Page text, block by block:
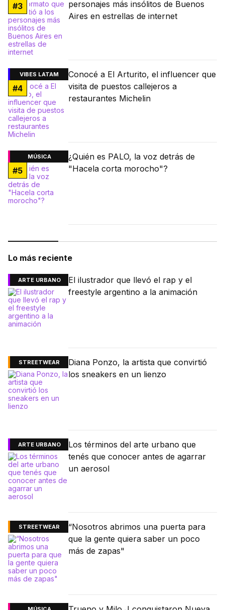
#3
personajes más insólitos de Buenos
Aires en estrellas de internet
VIBES LATAM
#4
Conocé a El Arturito, el influencer que
visita de puestos callejeros a
restaurantes Michelin
MÚSICA
#5
¿Quién es PALO, la voz detrás de
"Hacela corta morocho"?
Lo más reciente
ARTE URBANO
El ilustrador que llevó el rap y el
freestyle argentino a la animación
STREETWEAR
Diana Ponzo, la artista que convirtió
los sneakers en un lienzo
ARTE URBANO
Los términos del arte urbano que
tenés que conocer antes de agarrar
un aerosol
STREETWEAR
“Nosotros abrimos una puerta para
que la gente quiera saber un poco
más de zapas"